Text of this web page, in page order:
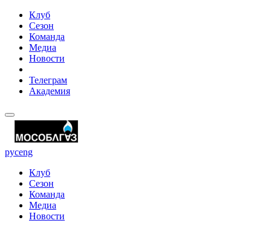
Клуб
Сезон
Команда
Медиа
Новости
Телеграм
Академия
русeng
Клуб
Сезон
Команда
Медиа
Новости